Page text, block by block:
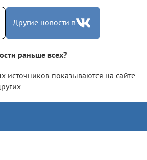
Другие новости в
раньше всех?
источников показываются на сайте